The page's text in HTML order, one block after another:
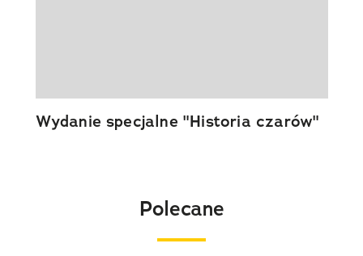
Wydanie specjalne "Historia czarów"
Polecane